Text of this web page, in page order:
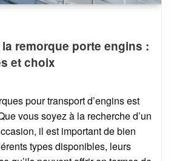
remorque porte engins :
et choix
pour transport d’engins est
vous soyez à la recherche d’un
il est important de bien
types disponibles, leurs